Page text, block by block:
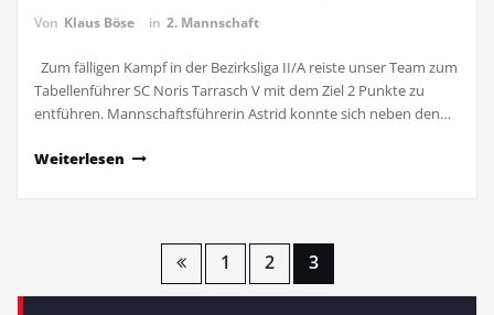
Von Klaus Böse in 2. Mannschaft
Zum fälligen Kampf in der Bezirksliga II/A reiste unser Team zum
Tabellenführer SC Noris Tarrasch V mit dem Ziel 2 Punkte zu
entführen. Mannschaftsführerin Astrid konnte sich neben den…
Weiterlesen
Seitennummerierung
1 2 3